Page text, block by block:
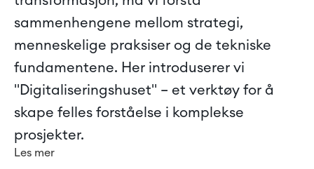
sammenhengene mellom strategi,
menneskelige praksiser og de tekniske
fundamentene. Her introduserer vi
"Digitaliseringshuset" – et verktøy for å
skape felles forståelse i komplekse
prosjekter.
Les mer